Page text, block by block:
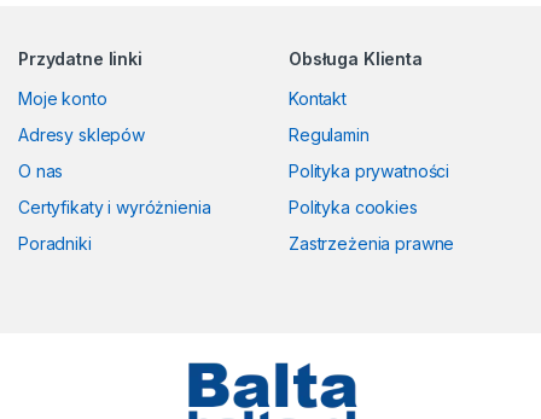
Przydatne linki
Moje konto
Adresy sklepów
O nas
Certyfikaty i wyróżnienia
Poradniki
Obsługa Klienta
Kontakt
Regulamin
Polityka prywatności
Polityka cookies
Zastrzeżenia prawne